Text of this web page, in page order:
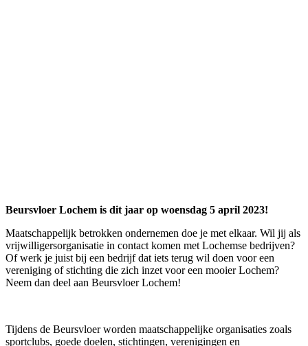
Beursvloer Lochem is dit jaar op woensdag 5 april 2023!
Maatschappelijk betrokken ondernemen doe je met elkaar. Wil jij als
vrijwilligersorganisatie in contact komen met Lochemse bedrijven?
Of werk je juist bij een bedrijf dat iets terug wil doen voor een
vereniging of stichting die zich inzet voor een mooier Lochem?
Neem dan deel aan Beursvloer Lochem!
Tijdens de Beursvloer worden maatschappelijke organisaties zoals
sportclubs, goede doelen, stichtingen, verenigingen en